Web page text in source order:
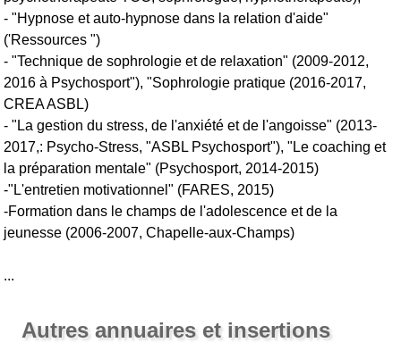
- "Hypnose et auto-hypnose dans la relation d'aide"
('Ressources ")
- "Technique de sophrologie et de relaxation" (2009-2012,
2016 à Psychosport"), "Sophrologie pratique (2016-2017,
CREA ASBL)
- "La gestion du stress, de l'anxiété et de l'angoisse" (2013-
2017,: Psycho-Stress, "ASBL Psychosport"), "Le coaching et
la préparation mentale" (Psychosport, 2014-2015)
-"L'entretien motivationnel" (FARES, 2015)
-Formation dans le champs de l'adolescence et de la
jeunesse (2006-2007, Chapelle-aux-Champs)
...
Autres annuaires et insertions